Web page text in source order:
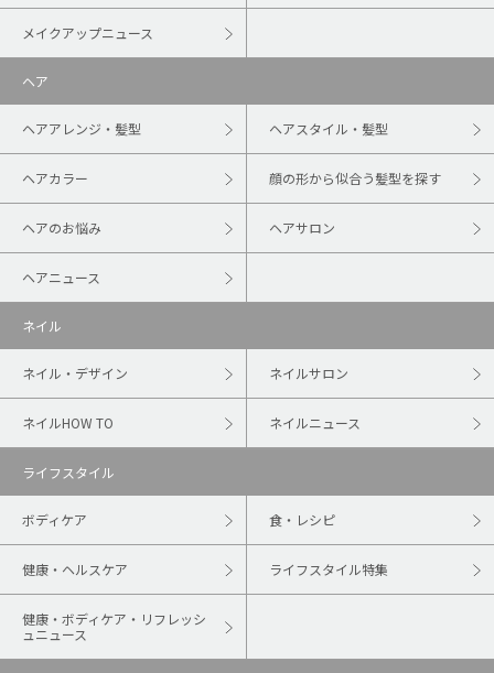
メイクアップニュース
ヘア
ヘアアレンジ・髪型 ヘアスタイル・髪型
ヘアカラー 顔の形から似合う髪型を探す
ヘアのお悩み ヘアサロン
ヘアニュース
ネイル
ネイル・デザイン ネイルサロン
ネイルHOW TO ネイルニュース
ライフスタイル
ボディケア 食・レシピ
健康・ヘルスケア ライフスタイル特集
健康・ボディケア・リフレッシ
ュニュース